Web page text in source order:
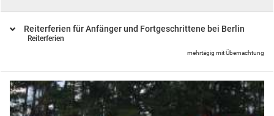
Reiterferien für Anfänger und Fortgeschrittene bei Berlin
Reiterferien
mehrtägig mit Übernachtung